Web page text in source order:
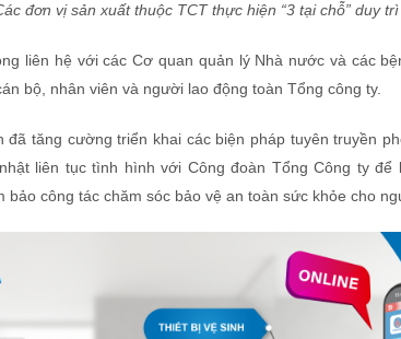
đơn vị sản xuất thuộc TCT thực hiện “3 tại chỗ” duy
liên hệ với các Cơ quan quản lý Nhà nước và các
bộ, nhân viên và người lao động toàn Tổng công ty.
đã tăng cường triển khai các biện pháp tuyên truyền
liên tục tình hình với Công đoàn Tổng Công ty
bảo công tác chăm sóc bảo vệ an toàn sức khỏe cho